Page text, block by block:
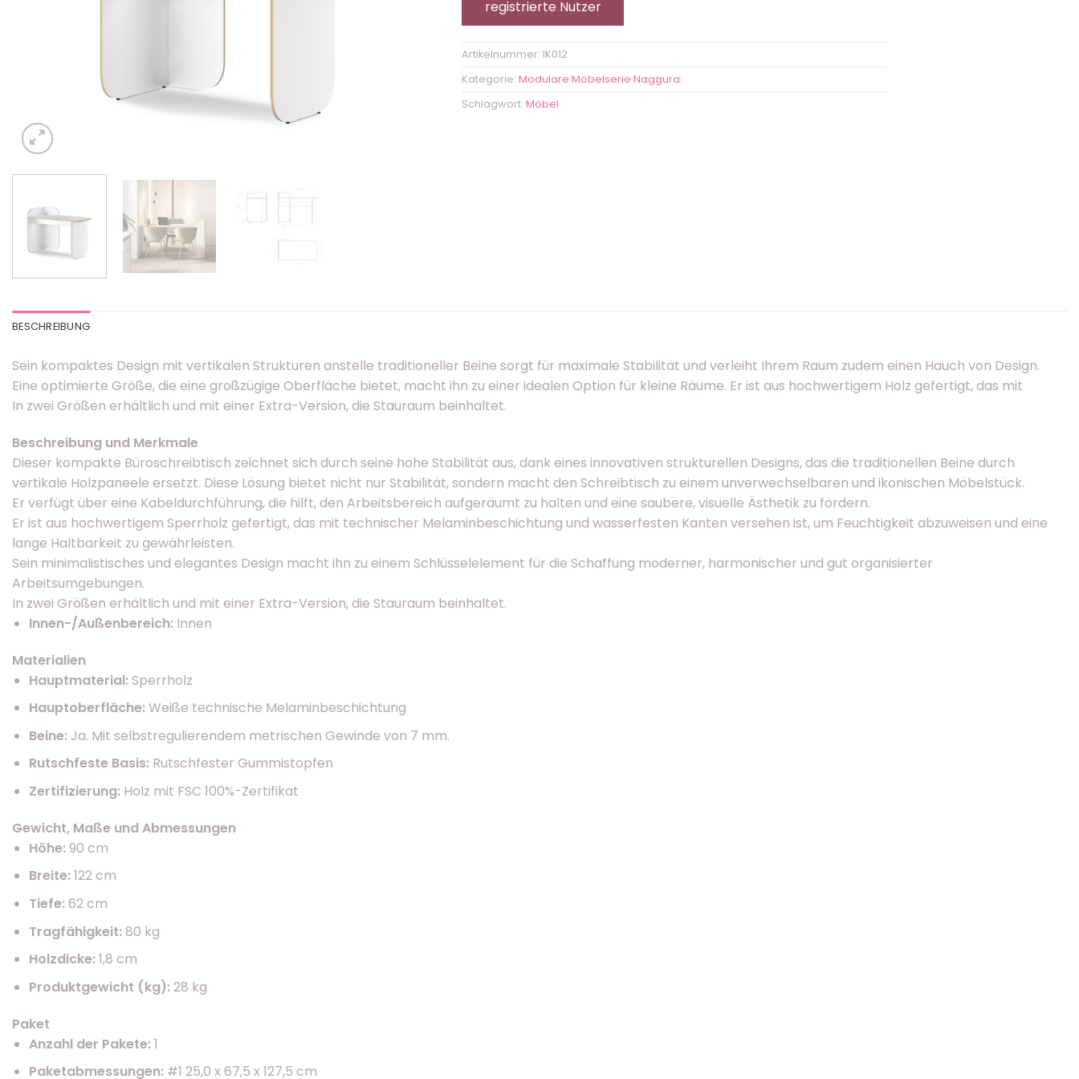
registrierte Nutzer
Artikelnummer: IK012
Kategorie: Modulare Möbelserie Naggura
Schlagwort: Möbel
BESCHREIBUNG
Sein kompaktes Design mit vertikalen Strukturen anstelle traditioneller Beine sorgt für maximale Stabilität und verleiht Ihrem Raum zudem einen Hauch von Design.
Eine optimierte Größe, die eine großzügige Oberfläche bietet, macht ihn zu einer idealen Option für kleine Räume. Er ist aus hochwertigem Holz gefertigt, das mit
In zwei Größen erhältlich und mit einer Extra-Version, die Stauraum beinhaltet.
Beschreibung und Merkmale
Dieser kompakte Büroschreibtisch zeichnet sich durch seine hohe Stabilität aus, dank eines innovativen strukturellen Designs, das die traditionellen Beine durch
vertikale Holzpaneele ersetzt. Diese Lösung bietet nicht nur Stabilität, sondern macht den Schreibtisch zu einem unverwechselbaren und ikonischen Möbelstück.
Er verfügt über eine Kabeldurchführung, die hilft, den Arbeitsbereich aufgeräumt zu halten und eine saubere, visuelle Ästhetik zu fördern.
Er ist aus hochwertigem Sperrholz gefertigt, das mit technischer Melaminbeschichtung und wasserfesten Kanten versehen ist, um Feuchtigkeit abzuweisen und eine
lange Haltbarkeit zu gewährleisten.
Sein minimalistisches und elegantes Design macht ihn zu einem Schlüsselelement für die Schaffung moderner, harmonischer und gut organisierter
Arbeitsumgebungen.
In zwei Größen erhältlich und mit einer Extra-Version, die Stauraum beinhaltet.
Innen-/Außenbereich: Innen
Materialien
Hauptmaterial: Sperrholz
Hauptoberfläche: Weiße technische Melaminbeschichtung
Beine: Ja. Mit selbstregulierendem metrischen Gewinde von 7 mm.
Rutschfeste Basis: Rutschfester Gummistopfen
Zertifizierung: Holz mit FSC 100%-Zertifikat
Gewicht, Maße und Abmessungen
Höhe: 90 cm
Breite: 122 cm
Tiefe: 62 cm
Tragfähigkeit: 80 kg
Holzdicke: 1,8 cm
Produktgewicht (kg): 28 kg
Paket
Anzahl der Pakete: 1
Paketabmessungen: #1 25,0 x 67,5 x 127,5 cm